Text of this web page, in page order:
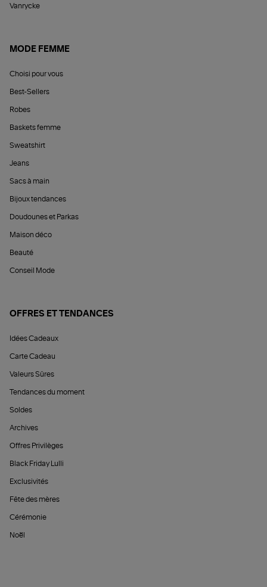
Vanrycke
MODE FEMME
Choisi pour vous
Best-Sellers
Robes
Baskets femme
Sweatshirt
Jeans
Sacs à main
Bijoux tendances
Doudounes et Parkas
Maison déco
Beauté
Conseil Mode
OFFRES ET TENDANCES
Idées Cadeaux
Carte Cadeau
Valeurs Sûres
Tendances du moment
Soldes
Archives
Offres Privilèges
Black Friday Lulli
Exclusivités
Fête des mères
Cérémonie
Noël